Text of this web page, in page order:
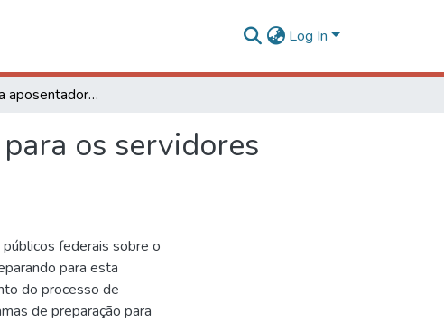
Log In
Bem-estar na aposentadoria: o que isto significa para os servidores públicos federais?
os servidores
federais sobre o
para esta
do processo de
de preparação para